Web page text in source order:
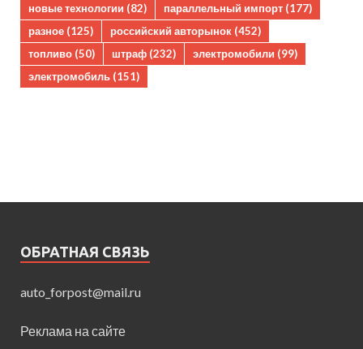
новые технологии (82) параллельный импорт (177)
разное (125) российский авторынок (452)
топливо (50) штраф (232) электромобили (99)
электромобиль (151)
ОБРАТНАЯ СВЯЗЬ
auto_forpost@mail.ru
Реклама на сайте